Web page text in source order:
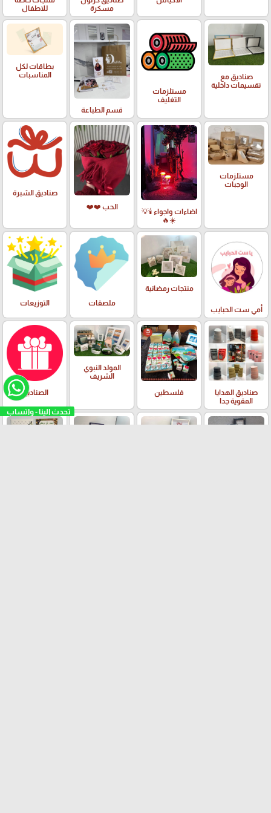
مسكرة
للاطفال
صناديق مع
تقسيمات داخلية
مستلزمات
التغليف
قسم الطباعة
بطاقات لكل
المناسبات
مستلزمات
الوجبات
اضاءات واجواء 🕯️💡
☀️🔥
الحب ❤️❤️
صناديق الشبرة
أمي ست الحبايب
منتجات رمضانية
ملصقات
التوزيعات
صناديق الهدايا
المقوية جدا
فلسطين
المولد النبوي
الشريف
الصناديق